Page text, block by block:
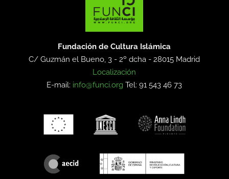
Fundación de Cultura Islámica
C/ Guzmán el Bueno, 3 - 2º dcha -28015 Madrid
Localización
E-mail: info@funci.org Tel: 91 543 46 73